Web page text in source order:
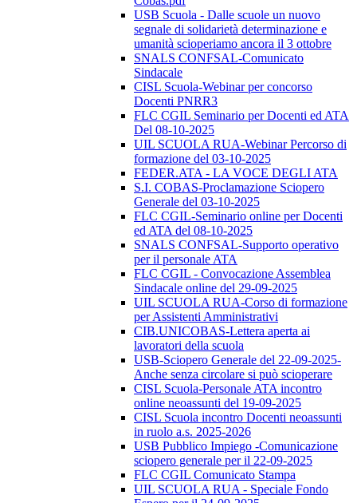
USB Scuola - Dalle scuole un nuovo
segnale di solidarietà determinazione e
umanità scioperiamo ancora il 3 ottobre
SNALS CONFSAL-Comunicato
Sindacale
CISL Scuola-Webinar per concorso
Docenti PNRR3
FLC CGIL Seminario per Docenti ed ATA
Del 08-10-2025
UIL SCUOLA RUA-Webinar Percorso di
formazione del 03-10-2025
FEDER.ATA - LA VOCE DEGLI ATA
S.I. COBAS-Proclamazione Sciopero
Generale del 03-10-2025
FLC CGIL-Seminario online per Docenti
ed ATA del 08-10-2025
SNALS CONFSAL-Supporto operativo
per il personale ATA
FLC CGIL - Convocazione Assemblea
Sindacale online del 29-09-2025
UIL SCUOLA RUA-Corso di formazione
per Assistenti Amministrativi
CIB.UNICOBAS-Lettera aperta ai
lavoratori della scuola
USB-Sciopero Generale del 22-09-2025-
Anche senza circolare si può scioperare
CISL Scuola-Personale ATA incontro
online neoassunti del 19-09-2025
CISL Scuola incontro Docenti neoassunti
in ruolo a.s. 2025-2026
USB Pubblico Impiego -Comunicazione
sciopero generale per il 22-09-2025
FLC CGIL Comunicato Stampa
UIL SCUOLA RUA - Speciale Fondo